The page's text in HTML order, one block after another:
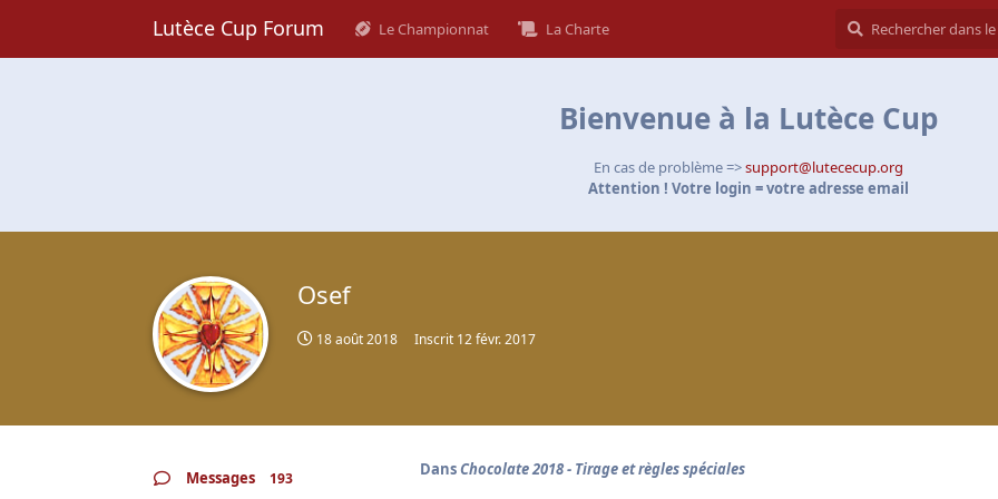
Lutèce Cup Forum Le Championnat La Charte
Bienvenue à la Lutèce Cup
En cas de problème =>support@lutececup.org
Attention ! Votre login = votre adresse email
Osef
18 août 2018 Inscrit 12 févr. 2017
Messages 193 DansChocolate 2018 - Tirage et règles spéciales